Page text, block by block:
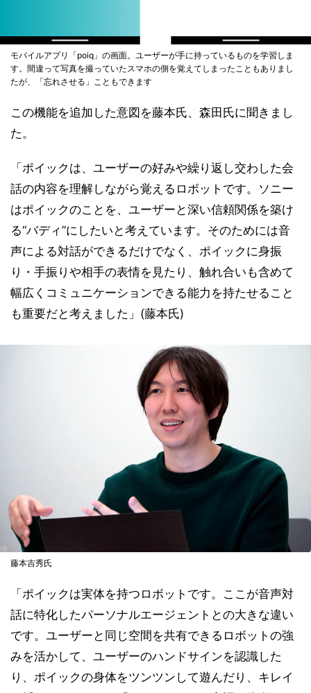
モバイルアプリ「poiq」の画面。ユーザーが手に持っているものを学習しま
す。間違って写真を撮っていたスマホの側を覚えてしまったこともありまし
たが、「忘れさせる」こともできます
この機能を追加した意図を藤本氏、森田氏に聞きまし
た。
「ポイックは、ユーザーの好みや繰り返し交わした会
話の内容を理解しながら覚えるロボットです。ソニー
はポイックのことを、ユーザーと深い信頼関係を築け
る“バディ”にしたいと考えています。そのためには音
声による対話ができるだけでなく、ポイックに身振
り・手振りや相手の表情を見たり、触れ合いも含めて
幅広くコミュニケーションできる能力を持たせること
も重要だと考えました」(藤本氏)
藤本吉秀氏
「ポイックは実体を持つロボットです。ここが音声対
話に特化したパーソナルエージェントとの大きな違い
です。ユーザーと同じ空間を共有できるロボットの強
みを活かして、ユーザーのハンドサインを認識した
り、ポイックの身体をツンツンして遊んだり、キレイ